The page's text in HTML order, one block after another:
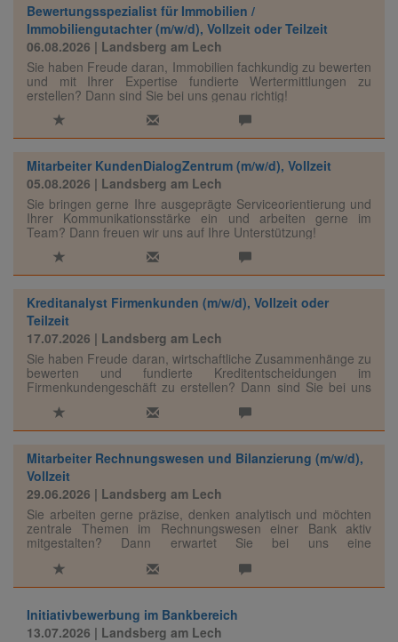
Bewertungsspezialist für Immobilien /
Immobiliengutachter (m/w/d), Vollzeit oder Teilzeit
06.08.2026 | Landsberg am Lech
Sie haben Freude daran, Immobilien fachkundig zu bewerten
und mit Ihrer Expertise fundierte Wertermittlungen zu
erstellen? Dann sind Sie bei uns genau richtig!
Mitarbeiter KundenDialogZentrum (m/w/d), Vollzeit
05.08.2026 | Landsberg am Lech
Sie bringen gerne Ihre ausgeprägte Serviceorientierung und
Ihrer Kommunikationsstärke ein und arbeiten gerne im
Team? Dann freuen wir uns auf Ihre Unterstützung!
Kreditanalyst Firmenkunden (m/w/d), Vollzeit oder
Teilzeit
17.07.2026 | Landsberg am Lech
Sie haben Freude daran, wirtschaftliche Zusammenhänge zu
bewerten und fundierte Kreditentscheidungen im
Firmenkundengeschäft zu erstellen? Dann sind Sie bei uns
Mitarbeiter Rechnungswesen und Bilanzierung (m/w/d),
Vollzeit
29.06.2026 | Landsberg am Lech
Sie arbeiten gerne präzise, denken analytisch und möchten
zentrale Themen im Rechnungswesen einer Bank aktiv
mitgestalten? Dann erwartet Sie bei uns eine
Initiativbewerbung im Bankbereich
13.07.2026 | Landsberg am Lech